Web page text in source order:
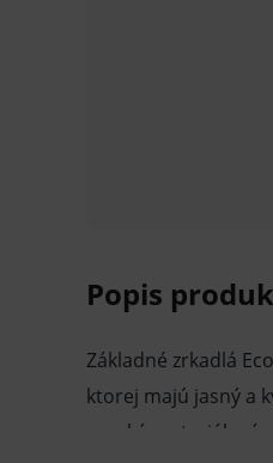
Popis
Základné zrkadlá
ktorej majú jasný a
vysoká materiálová